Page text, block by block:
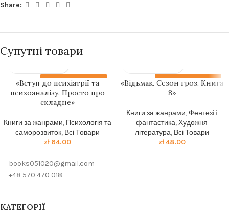
Share:
Супутні товари
Передзамовлення
«Вступ до психіатрії та
психоаналізу. Просто про
складне»
Книги за жанрами, Психологія та
саморозвиток, Всі Товари
zł64.00
Передзамовлення
«Відьмак. Сезон гроз. Книга
8»
Книги за жанрами,Фентезі і
фантастика,Художня
література, Всі Товари
zł48.00
books051020@gmail.com
+48 570 470 018
КАТЕГОРІЇ